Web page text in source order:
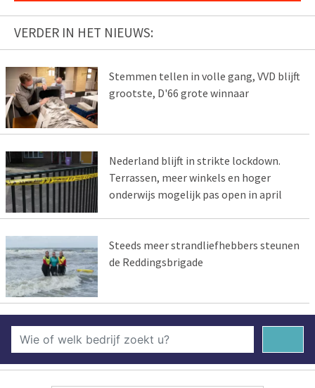
VERDER IN HET NIEUWS:
Stemmen tellen in volle gang, VVD blijft
grootste, D'66 grote winnaar
Nederland blijft in strikte lockdown.
Terrassen, meer winkels en hoger
onderwijs mogelijk pas open in april
Steeds meer strandliefhebbers steunen
de Reddingsbrigade